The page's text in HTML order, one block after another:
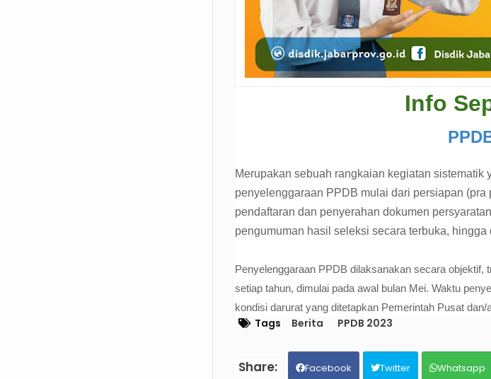
Info
Merupakan sebuah rangkaian kegiatan sistematik
penyelenggaraan PPDB mulai dari persiapan
pendaftaran dan penyerahan dokumen
pengumuman hasil seleksi secara terbuka, hingga
Penyelenggaraan PPDB dilaksanakan secara objektif,
setiap tahun, dimulai pada awal bulan Mei. Waktu
kondisi darurat yang ditetapkan Pemerintah Pusat
Tags Berita PPDB 2023
Facebook Twitter Whatsapp